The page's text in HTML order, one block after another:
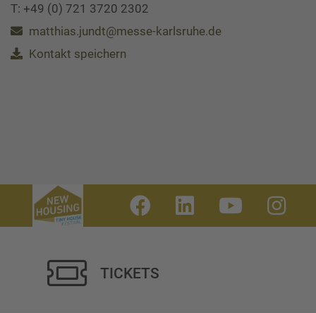
T: +49 (0) 721 3720 2302
matthias.jundt@messe-karlsruhe.de
Kontakt speichern
TICKETS